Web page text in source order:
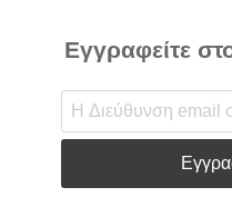
Εγγραφείτε